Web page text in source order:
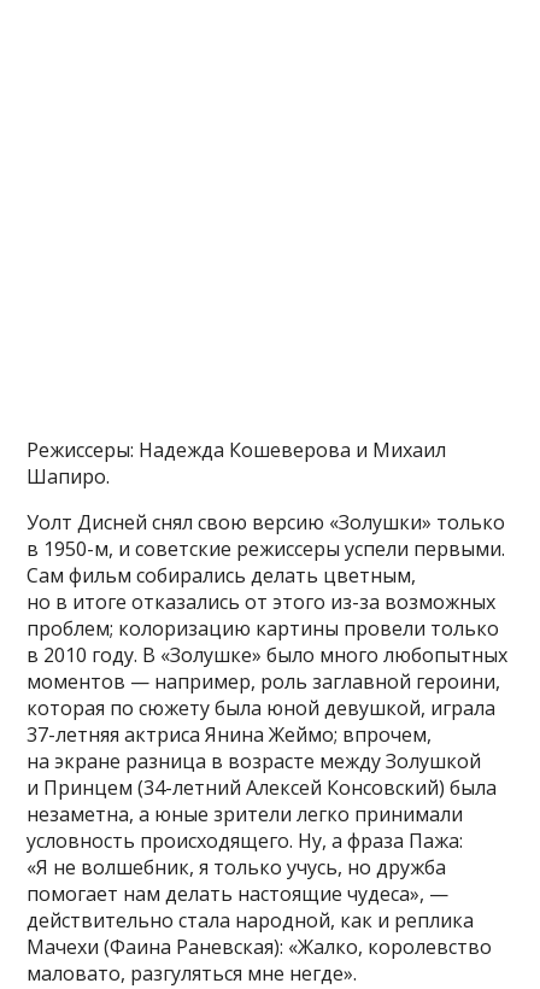
Режиссеры: Надежда Кошеверова и Михаил
Шапиро.
Уолт Дисней снял свою версию «Золушки» только
в 1950-м, и советские режиссеры успели первыми.
Сам фильм собирались делать цветным,
но в итоге отказались от этого из-за возможных
проблем; колоризацию картины провели только
в 2010 году. В «Золушке» было много любопытных
моментов — например, роль заглавной героини,
которая по сюжету была юной девушкой, играла
37-летняя актриса Янина Жеймо; впрочем,
на экране разница в возрасте между Золушкой
и Принцем (34-летний Алексей Консовский) была
незаметна, а юные зрители легко принимали
условность происходящего. Ну, а фраза Пажа:
«Я не волшебник, я только учусь, но дружба
помогает нам делать настоящие чудеса», —
действительно стала народной, как и реплика
Мачехи (Фаина Раневская): «Жалко, королевство
маловато, разгуляться мне негде».